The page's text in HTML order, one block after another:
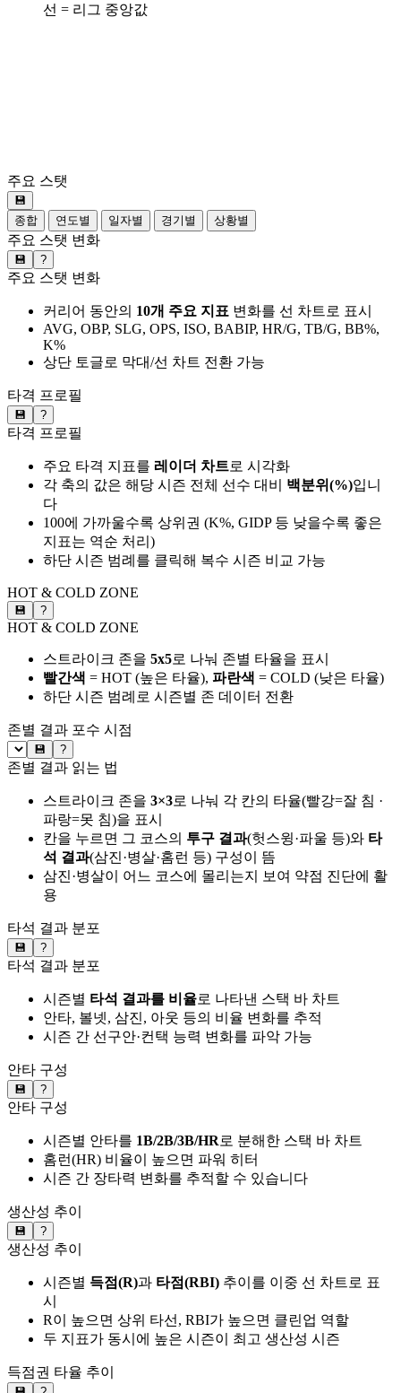
선 = 리그 중앙값
주요 스탯
💾
종합
연도별 일자별 경기별 상황별
주요 스탯 변화
💾 ?
주요 스탯 변화
커리어 동안의 10개 주요 지표 변화를 선 차트로 표시
AVG, OBP, SLG, OPS, ISO, BABIP, HR/G, TB/G, BB%,
K%
상단 토글로 막대/선 차트 전환 가능
타격 프로필
💾 ?
타격 프로필
주요 타격 지표를 레이더 차트로 시각화
각 축의 값은 해당 시즌 전체 선수 대비 백분위(%)입니
다
100에 가까울수록 상위권 (K%, GIDP 등 낮을수록 좋은
지표는 역순 처리)
하단 시즌 범례를 클릭해 복수 시즌 비교 가능
HOT & COLD ZONE
💾 ?
HOT & COLD ZONE
스트라이크 존을 5x5로 나눠 존별 타율을 표시
빨간색 = HOT (높은 타율), 파란색 = COLD (낮은 타율)
하단 시즌 범례로 시즌별 존 데이터 전환
존별 결과 포수 시점
💾 ?
존별 결과 읽는 법
스트라이크 존을 3×3로 나눠 각 칸의 타율(빨강=잘 침 ·
파랑=못 침)을 표시
칸을 누르면 그 코스의 투구 결과(헛스윙·파울 등)와 타
석 결과(삼진·병살·홈런 등) 구성이 뜸
삼진·병살이 어느 코스에 몰리는지 보여 약점 진단에 활
용
타석 결과 분포
💾 ?
타석 결과 분포
시즌별 타석 결과를 비율로 나타낸 스택 바 차트
안타, 볼넷, 삼진, 아웃 등의 비율 변화를 추적
시즌 간 선구안·컨택 능력 변화를 파악 가능
안타 구성
💾 ?
안타 구성
시즌별 안타를 1B/2B/3B/HR로 분해한 스택 바 차트
홈런(HR) 비율이 높으면 파워 히터
시즌 간 장타력 변화를 추적할 수 있습니다
생산성 추이
💾 ?
생산성 추이
시즌별 득점(R)과 타점(RBI) 추이를 이중 선 차트로 표
시
R이 높으면 상위 타선, RBI가 높으면 클린업 역할
두 지표가 동시에 높은 시즌이 최고 생산성 시즌
득점권 타율 추이